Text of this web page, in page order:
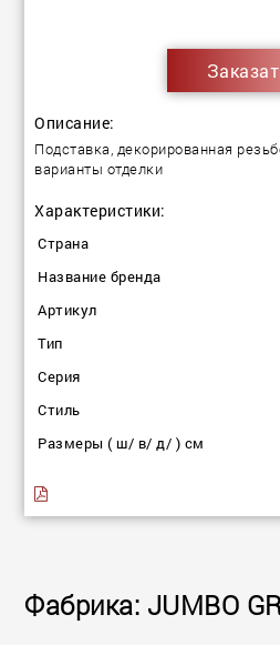
Описание:
Подставка, декорированная
варианты отделки
Характеристики:
Страна
Название бренда
Артикул
Тип
Серия
Стиль
Размеры ( ш/ в/ д/ ) см
Фабрика: JUMBO